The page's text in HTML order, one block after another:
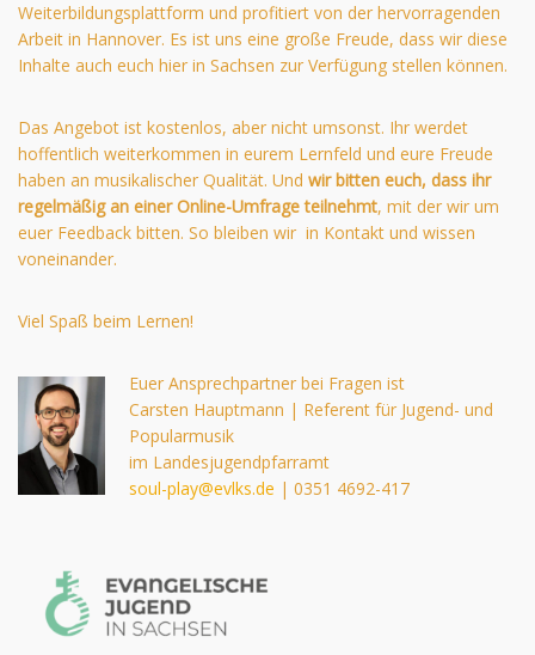
Weiterbildungsplattform und profitiert von der hervorragenden
Arbeit in Hannover. Es ist uns eine große Freude, dass wir diese
Inhalte auch euch hier in Sachsen zur Verfügung stellen können.
Das Angebot ist kostenlos, aber nicht umsonst. Ihr werdet
hoffentlich weiterkommen in eurem Lernfeld und eure Freude
haben an musikalischer Qualität. Und wir bitten euch, dass ihr
regelmäßig an einer Online-Umfrage teilnehmt, mit der wir um
euer Feedback bitten. So bleiben wir in Kontakt und wissen
voneinander.
Viel Spaß beim Lernen!
Euer Ansprechpartner bei Fragen ist
Carsten Hauptmann | Referent für Jugend- und
Popularmusik
im Landesjugendpfarramt
soul-play@evlks.de | 0351 4692-417